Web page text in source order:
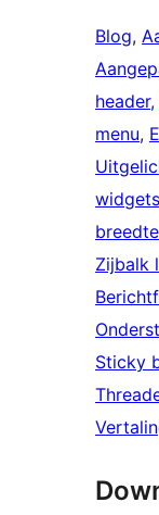
Blog,
header,
menu,
widgets
Zijbalk
Sticky